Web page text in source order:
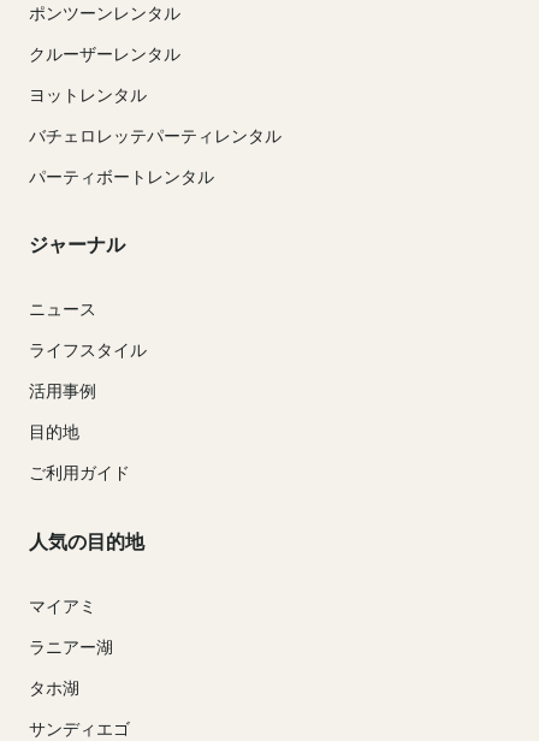
ポンツーンレンタル
クルーザーレンタル
ヨットレンタル
バチェロレッテパーティレンタル
パーティボートレンタル
ジャーナル
ニュース
ライフスタイル
活用事例
目的地
ご利用ガイド
人気の目的地
マイアミ
ラニアー湖
タホ湖
サンディエゴ